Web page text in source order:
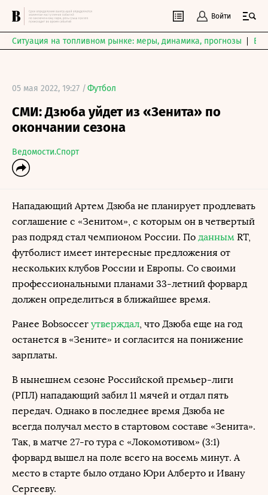
Войти
Ситуация на топливном рынке: меры, динамика, прогнозы
05 мая 2022, 19:27 /Футбол
СМИ: Дзюба уйдет из «Зенита» по
окончании сезона
Ведомости.Спорт
Нападающий Артем Дзюба не планирует продлевать
соглашение с «Зенитом», с которым он в четвертый
раз подряд стал чемпионом России. По данным RT,
футболист имеет интересные предложения от
нескольких клубов России и Европы. Со своими
профессиональными планами 33-летний форвард
должен определиться в ближайшее время.
Ранее Bobsoccer утверждал, что Дзюба еще на год
останется в «Зените» и согласится на понижение
зарплаты.
В нынешнем сезоне Российской премьер-лиги
(РПЛ) нападающий забил 11 мячей и отдал пять
передач. Однако в последнее время Дзюба не
всегда получал место в стартовом составе «Зенита».
Так, в матче 27-го тура с «Локомотивом» (3:1)
форвард вышел на поле всего на восемь минут. А
место в старте было отдано Юри Алберто и Ивану
Сергееву.